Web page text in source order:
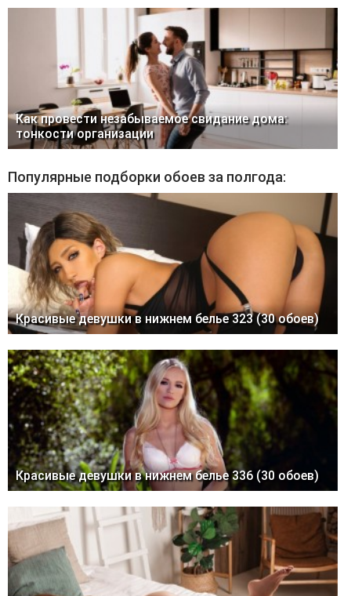
Как провести незабываемое свидание дома:
тонкости организации
Популярные подборки обоев за полгода:
Красивые девушки в нижнем белье 323 (30 обоев)
Красивые девушки в нижнем белье 336 (30 обоев)